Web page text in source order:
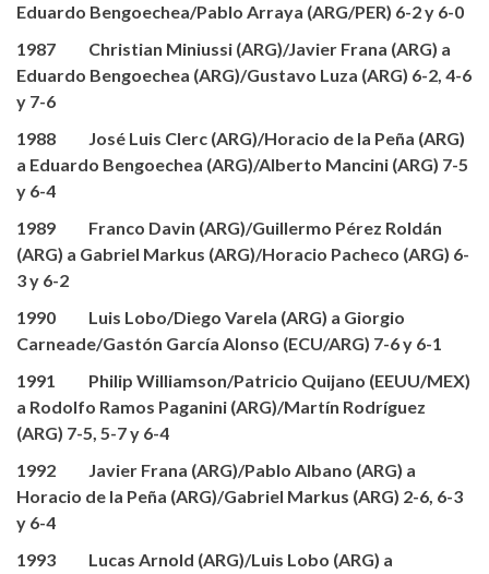
Eduardo Bengoechea/Pablo Arraya (ARG/PER) 6-2 y 6-0
1987 Christian Miniussi (ARG)/Javier Frana (ARG) a
Eduardo Bengoechea (ARG)/Gustavo Luza (ARG) 6-2, 4-6
y 7-6
1988 José Luis Clerc (ARG)/Horacio de la Peña (ARG)
a Eduardo Bengoechea (ARG)/Alberto Mancini (ARG) 7-5
y 6-4
1989 Franco Davin (ARG)/Guillermo Pérez Roldán
(ARG) a Gabriel Markus (ARG)/Horacio Pacheco (ARG) 6-
3 y 6-2
1990 Luis Lobo/Diego Varela (ARG) a Giorgio
Carneade/Gastón García Alonso (ECU/ARG) 7-6 y 6-1
1991 Philip Williamson/Patricio Quijano (EEUU/MEX)
a Rodolfo Ramos Paganini (ARG)/Martín Rodríguez
(ARG) 7-5, 5-7 y 6-4
1992 Javier Frana (ARG)/Pablo Albano (ARG) a
Horacio de la Peña (ARG)/Gabriel Markus (ARG) 2-6, 6-3
y 6-4
1993 Lucas Arnold (ARG)/Luis Lobo (ARG) a